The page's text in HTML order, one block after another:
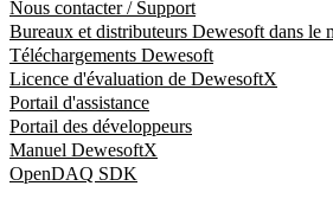
Nous contacter / Support
Bureaux et distributeurs Dewesoft dans le
Téléchargements Dewesoft
Licence d'évaluation de DewesoftX
Portail d'assistance
Portail des développeurs
Manuel DewesoftX
OpenDAQ SDK